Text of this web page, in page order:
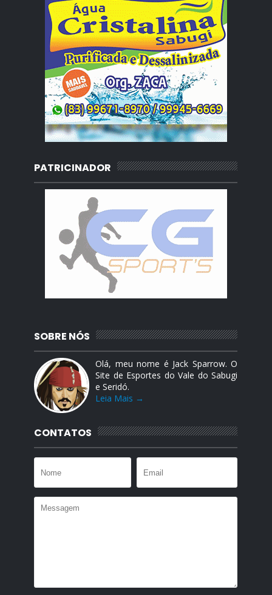
PATRICINADOR
SOBRE NÓS
Olá, meu nome é Jack Sparrow. O
Site de Esportes do Vale do Sabugi
e Seridó.
Leia Mais →
CONTATOS